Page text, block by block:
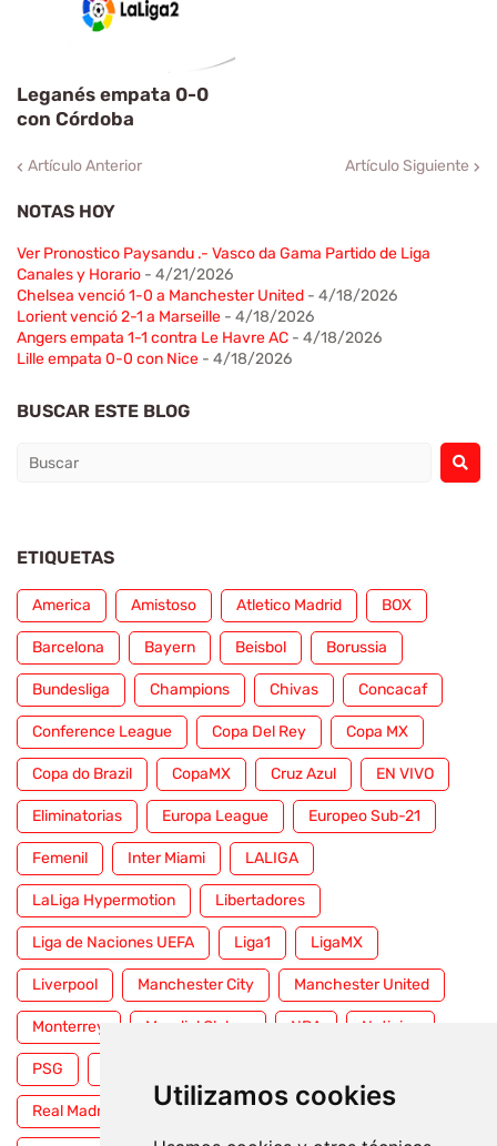
Utilizamos cookies
Leganés empata 0-0
con Córdoba
Artículo Anterior Artículo Siguiente
NOTAS HOY
Ver Pronostico Paysandu .- Vasco da Gama Partido de Liga
Canales y Horario - 4/21/2026
Chelsea venció 1-0 a Manchester United - 4/18/2026
Lorient venció 2-1 a Marseille - 4/18/2026
Angers empata 1-1 contra Le Havre AC - 4/18/2026
Lille empata 0-0 con Nice - 4/18/2026
BUSCAR ESTE BLOG
ETIQUETAS
America Amistoso Atletico Madrid BOX
Barcelona Bayern Beisbol Borussia
Bundesliga Champions Chivas Concacaf
Conference League Copa Del Rey Copa MX
Copa do Brazil CopaMX Cruz Azul EN VIVO
Eliminatorias Europa League Europeo Sub-21
Femenil Inter Miami LALIGA
LaLiga Hypermotion Libertadores
Liga de Naciones UEFA Liga1 LigaMX
Liverpool Manchester City Manchester United
Monterrey Mundial Clubes NBA Noticias
PSG
Real Madrid Selección Mexicana Serie A